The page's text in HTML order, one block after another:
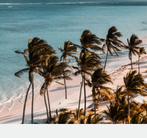
INFRASTRUKTUR
Remote Embedded
Nahtlose Integration der HR in
Plattform
Integrierte HR-Kernfunktionen für
Verknüpfen Neu
Verknüpfung beliebiger KI-Tools mit
MCP
Mittelstand
Maßgeschneiderte HR-Lösungen,
vergrößern
Enterprise
Globale HR für Konzerne und
PARTNER WERDEN
Strategische
LERNEN MIT REMOTE
Forschung und Leitfäden
Fallstudien
HR-Glossar
Checklisten und Vorlagen
Bibliothek für
Español
Italiano
Português (Portugal)
日本語
한국어